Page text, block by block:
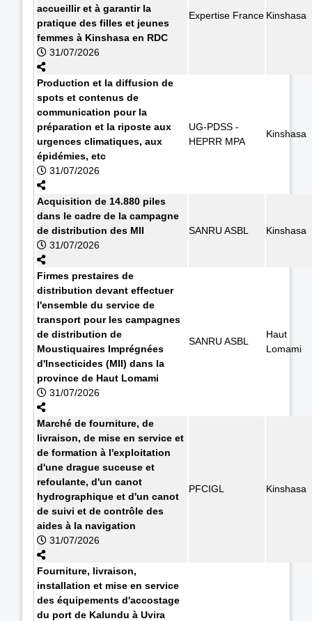
accueillir et à garantir la
pratique des filles et jeunes
femmes à Kinshasa en RDC
31/07/2026
Expertise France Kinshasa
Production et la diffusion de
spots et contenus de
communication pour la
préparation et la riposte aux
urgences climatiques, aux
épidémies, etc
31/07/2026
UG-PDSS -
HEPRR MPA
Kinshasa
Acquisition de 14.880 piles
dans le cadre de la campagne
de distribution des MII
31/07/2026
SANRU ASBL Kinshasa
Firmes prestaires de
distribution devant effectuer
l'ensemble du service de
transport pour les campagnes
de distribution de
Moustiquaires Imprégnées
d'Insecticides (MII) dans la
province de Haut Lomami
31/07/2026
SANRU ASBL
Haut
Lomami
Marché de fourniture, de
livraison, de mise en service et
de formation à l'exploitation
d'une drague suceuse et
refoulante, d'un canot
hydrographique et d'un canot
de suivi et de contrôle des
aides à la navigation
31/07/2026
PFCIGL Kinshasa
Fourniture, livraison,
installation et mise en service
des équipements d'accostage
du port de Kalundu à Uvira